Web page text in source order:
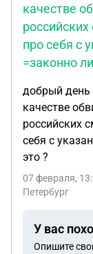
качестве
про себя с
=законно
добрый день
качестве
российских
себя с
это ?
07 февраля,
Петербург
У вас
Опишите